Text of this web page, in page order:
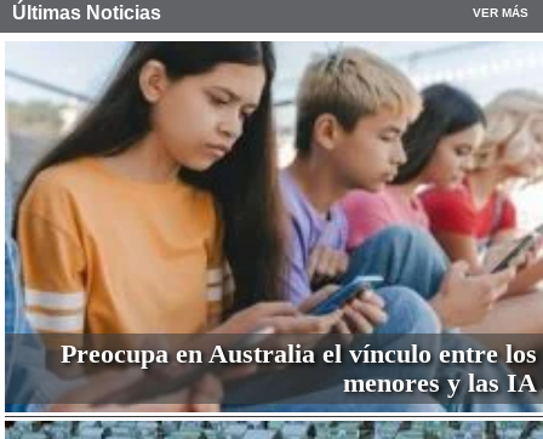
Últimas Noticias VER MÁS
Preocupa en Australia el vínculo entre los
menores y las IA